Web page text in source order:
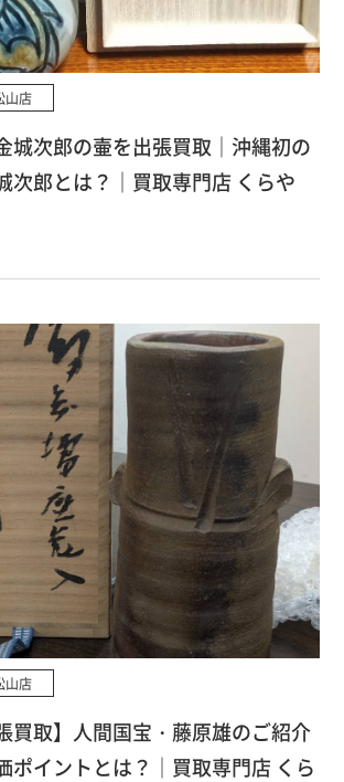
山店
城次郎の壷を出張買取｜沖縄初の
次郎とは？｜買取専門店 くらや
山店
買取】人間国宝・藤原雄のご紹介
ポイントとは？｜買取専門店 くら